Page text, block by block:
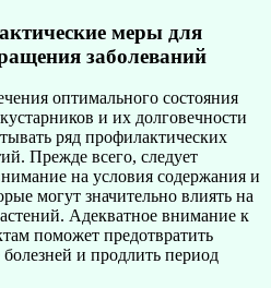
меры для
заболеваний
оптимального состояния
и их долговечности
ряд профилактических
Прежде всего, следует
на условия содержания и
могут значительно влиять на
Адекватное внимание к
поможет предотвратить
и продлить период